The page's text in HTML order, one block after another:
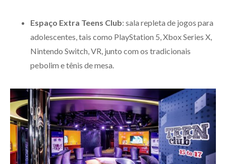
Espaço Extra Teens Club: sala repleta de jogos para
adolescentes, tais como PlayStation 5, Xbox Series X,
Nintendo Switch, VR, junto com os tradicionais
pebolim e tênis de mesa.